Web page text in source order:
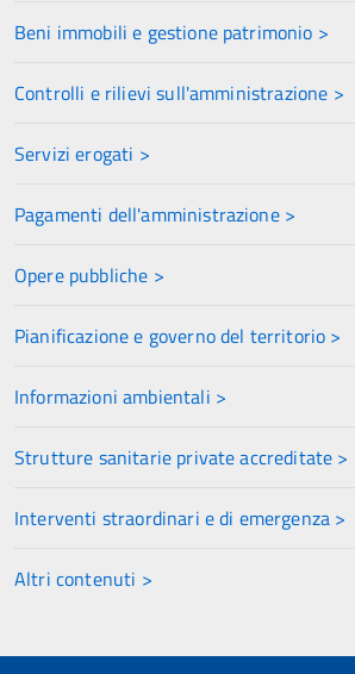
Beni immobili e gestione patrimonio >
Controlli e rilievi sull'amministrazione >
Servizi erogati >
Pagamenti dell'amministrazione >
Opere pubbliche >
Pianificazione e governo del territorio >
Informazioni ambientali >
Strutture sanitarie private accreditate >
Interventi straordinari e di emergenza >
Altri contenuti >